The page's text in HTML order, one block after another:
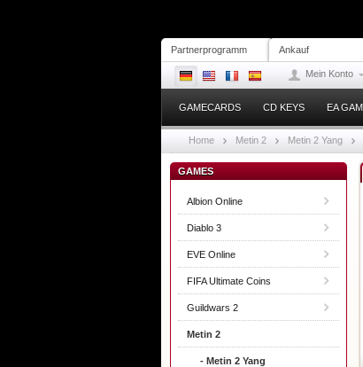
Partnerprogramm Ankauf
Mein Konto
GAMECARDS CD KEYS EA
Home Metin 2 Metin 2 Yang
GAMES
Albion Online
Diablo 3
EVE Online
FIFA Ultimate Coins
Guildwars 2
Metin 2
- Metin 2 Yang